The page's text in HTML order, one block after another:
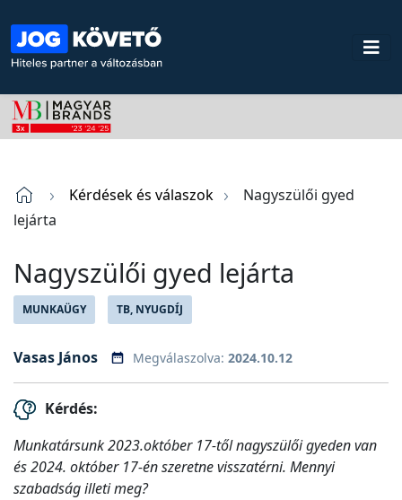
Kérdések és válaszok
Nagyszülői gyed
lejárta
Nagyszülői gyed lejárta
MUNKAÜGY TB, NYUGDÍJ
Vasas János Megválaszolva: 2024.10.12
Kérdés:
Munkatársunk 2023.október 17-től nagyszülői gyeden van
és 2024. október 17-én szeretne visszatérni. Mennyi
szabadság illeti meg?